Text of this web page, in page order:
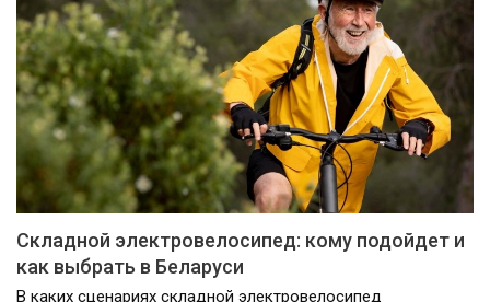
Складной электровелосипед: кому подойдет и
как выбрать в Беларуси
В каких сценариях складной электровелосипед